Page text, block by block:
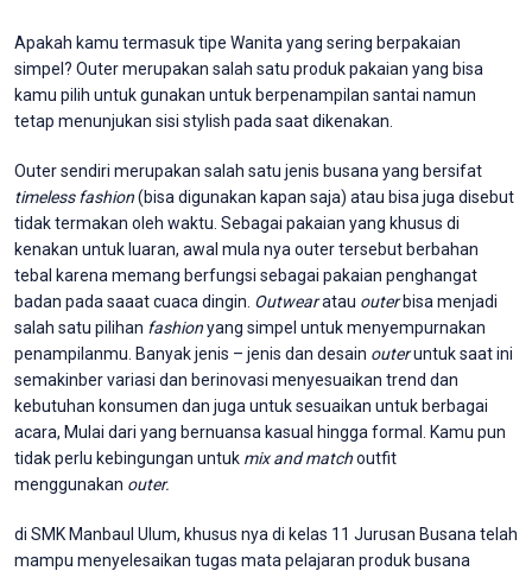
Apakah kamu termasuk tipe Wanita yang sering berpakaian
simpel? Outer merupakan salah satu produk pakaian yang bisa
kamu pilih untuk gunakan untuk berpenampilan santai namun
tetap menunjukan sisi stylish pada saat dikenakan.
Outer sendiri merupakan salah satu jenis busana yang bersifat
timeless fashion(bisa digunakan kapan saja) atau bisa juga disebut
tidak termakan oleh waktu. Sebagai pakaian yang khusus di
kenakan untuk luaran, awal mula nya outer tersebut berbahan
tebal karena memang berfungsi sebagai pakaian penghangat
badan pada saaat cuaca dingin. Outwearatau outerbisa menjadi
salah satu pilihan fashionyang simpel untuk menyempurnakan
penampilanmu. Banyak jenis – jenis dan desain outeruntuk saat ini
semakinber variasi dan berinovasi menyesuaikan trend dan
kebutuhan konsumen dan juga untuk sesuaikan untuk berbagai
acara, Mulai dari yang bernuansa kasual hingga formal. Kamu pun
tidak perlu kebingungan untuk mix and matchoutfit
menggunakan outer.
di SMK Manbaul Ulum, khusus nya di kelas 11 Jurusan Busana telah
mampu menyelesaikan tugas mata pelajaran produk busana